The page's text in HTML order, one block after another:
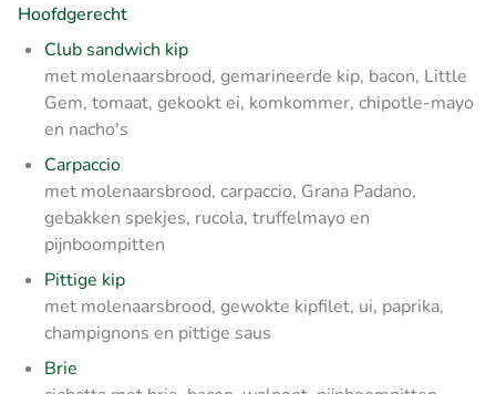
Hoofdgerecht
Club sandwich kip
met molenaarsbrood, gemarineerde kip, bacon, Little
Gem, tomaat, gekookt ei, komkommer, chipotle-mayo
en nacho's
Carpaccio
met molenaarsbrood, carpaccio, Grana Padano,
gebakken spekjes, rucola, truffelmayo en
pijnboompitten
Pittige kip
met molenaarsbrood, gewokte kipfilet, ui, paprika,
champignons en pittige saus
Brie